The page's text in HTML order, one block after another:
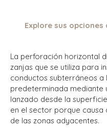
Explore sus
La perforación horizontal
zanjas que se utiliza para
conductos subterráneos a
predeterminada mediante
lanzado desde la
en el sector porque
de las zonas adyacentes.